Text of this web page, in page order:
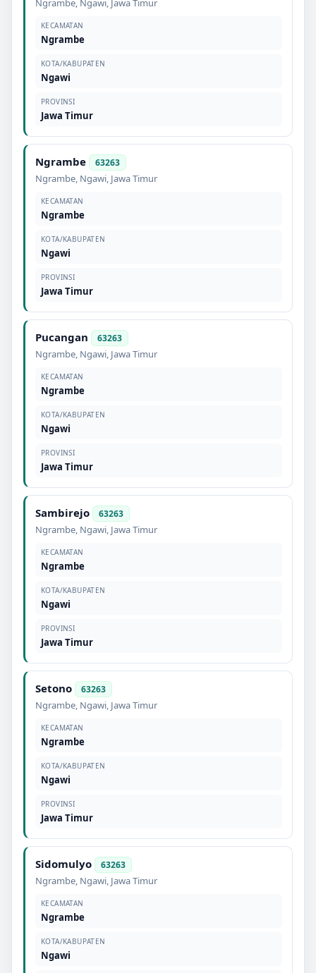
Ngrambe, Ngawi, Jawa Timur
KECAMATAN
Ngrambe
KOTA/KABUPATEN
Ngawi
PROVINSI
Jawa Timur
Ngrambe 63263
Ngrambe, Ngawi, Jawa Timur
KECAMATAN
Ngrambe
KOTA/KABUPATEN
Ngawi
PROVINSI
Jawa Timur
Pucangan 63263
Ngrambe, Ngawi, Jawa Timur
KECAMATAN
Ngrambe
KOTA/KABUPATEN
Ngawi
PROVINSI
Jawa Timur
Sambirejo 63263
Ngrambe, Ngawi, Jawa Timur
KECAMATAN
Ngrambe
KOTA/KABUPATEN
Ngawi
PROVINSI
Jawa Timur
Setono 63263
Ngrambe, Ngawi, Jawa Timur
KECAMATAN
Ngrambe
KOTA/KABUPATEN
Ngawi
PROVINSI
Jawa Timur
Sidomulyo 63263
Ngrambe, Ngawi, Jawa Timur
KECAMATAN
Ngrambe
KOTA/KABUPATEN
Ngawi